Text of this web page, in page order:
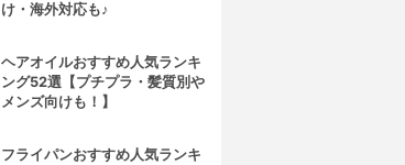
け・海外対応も♪
ヘアオイルおすすめ人気ランキ
ング52選【プチプラ・髪質別や
メンズ向けも！】
フライパンおすすめ人気ランキ